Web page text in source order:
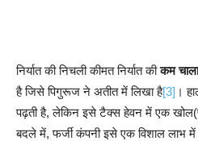
निर्यात की निचली कीमत निर्यात कीकम
है जिसे पिगुरूज ने अतीत में लिखा है[3] ।
पढ़ती है, लेकिन इसे टैक्स हेवन में एक
बदले में, फर्जी कंपनी इसे एक विशाल लाभ